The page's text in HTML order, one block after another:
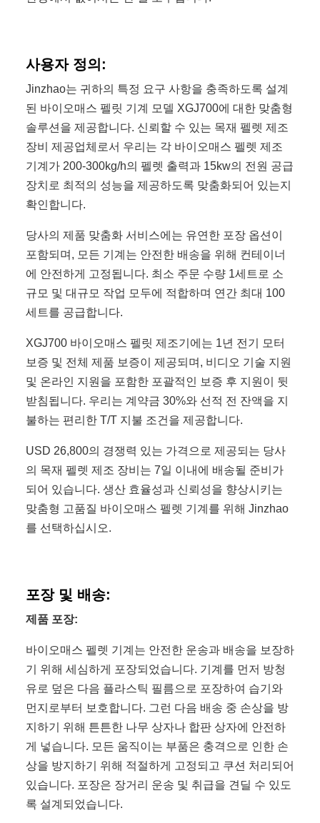
사용자 정의:
Jinzhao는 귀하의 특정 요구 사항을 충족하도록 설계
된 바이오매스 펠릿 기계 모델 XGJ700에 대한 맞춤형
솔루션을 제공합니다. 신뢰할 수 있는 목재 펠렛 제조
장비 제공업체로서 우리는 각 바이오매스 펠렛 제조
기계가 200-300kg/h의 펠렛 출력과 15kw의 전원 공급
장치로 최적의 성능을 제공하도록 맞춤화되어 있는지
확인합니다.
당사의 제품 맞춤화 서비스에는 유연한 포장 옵션이
포함되며, 모든 기계는 안전한 배송을 위해 컨테이너
에 안전하게 고정됩니다. 최소 주문 수량 1세트로 소
규모 및 대규모 작업 모두에 적합하며 연간 최대 100
세트를 공급합니다.
XGJ700 바이오매스 펠릿 제조기에는 1년 전기 모터
보증 및 전체 제품 보증이 제공되며, 비디오 기술 지원
및 온라인 지원을 포함한 포괄적인 보증 후 지원이 뒷
받침됩니다. 우리는 계약금 30%와 선적 전 잔액을 지
불하는 편리한 T/T 지불 조건을 제공합니다.
USD 26,800의 경쟁력 있는 가격으로 제공되는 당사
의 목재 펠렛 제조 장비는 7일 이내에 배송될 준비가
되어 있습니다. 생산 효율성과 신뢰성을 향상시키는
맞춤형 고품질 바이오매스 펠렛 기계를 위해 Jinzhao
를 선택하십시오.
포장 및 배송:
제품 포장:
바이오매스 펠렛 기계는 안전한 운송과 배송을 보장하
기 위해 세심하게 포장되었습니다. 기계를 먼저 방청
유로 덮은 다음 플라스틱 필름으로 포장하여 습기와
먼지로부터 보호합니다. 그런 다음 배송 중 손상을 방
지하기 위해 튼튼한 나무 상자나 합판 상자에 안전하
게 넣습니다. 모든 움직이는 부품은 충격으로 인한 손
상을 방지하기 위해 적절하게 고정되고 쿠션 처리되어
있습니다. 포장은 장거리 운송 및 취급을 견딜 수 있도
록 설계되었습니다.